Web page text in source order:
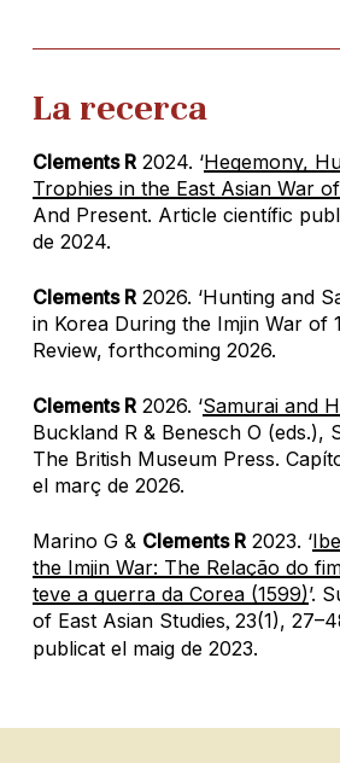
La recerca
Clements R 2024. ‘Hegemony,
Trophies in the East Asian War of
And Present. Article científic
de 2024.
Clements R 2026. ‘Hunting and
in Korea During the Imjin War of
Review, forthcoming 2026.
Clements R 2026. ‘Samurai and
Buckland R & Benesch O (eds.),
The British Museum Press. C
el març de 2026.
Marino G & Clements R 2023. ‘
the Imjin War: The Relação do
teve a guerra da Corea (1599)’.
of East Asian Studies,23(1),
publicat el maig de 2023.